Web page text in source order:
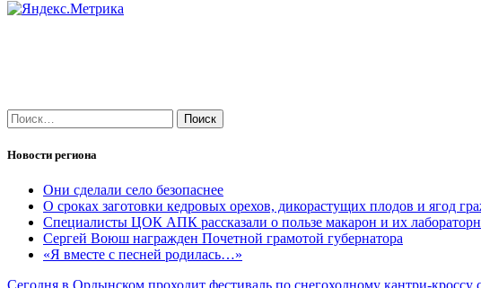
Найти:
Новости региона
Они сделали село безопаснее
О сроках заготовки кедровых орехов, дикорастущих плодов и ягод
Специалисты ЦОК АПК рассказали о пользе макарон и их
Сергей Воюш награжден Почетной грамотой губернатора
«Я вместе с песней родилась…»